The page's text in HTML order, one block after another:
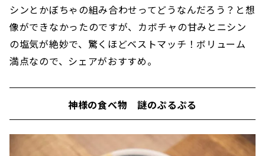
シンとかぼちゃの組み合わせってどうなんだろう？と想
像ができなかったのですが、カボチャの甘みとニシン
の塩気が絶妙で、驚くほどベストマッチ！ボリューム
満点なので、シェアがおすすめ。
神様の食べ物 謎のぷるぷる